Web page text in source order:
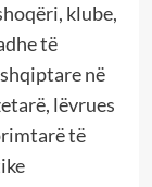
klube,
të
në
lëvrues
të